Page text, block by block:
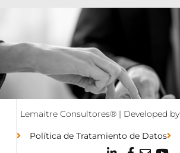
Lemaitre Consultores® | Developed by
Política de Tratamiento de Datos